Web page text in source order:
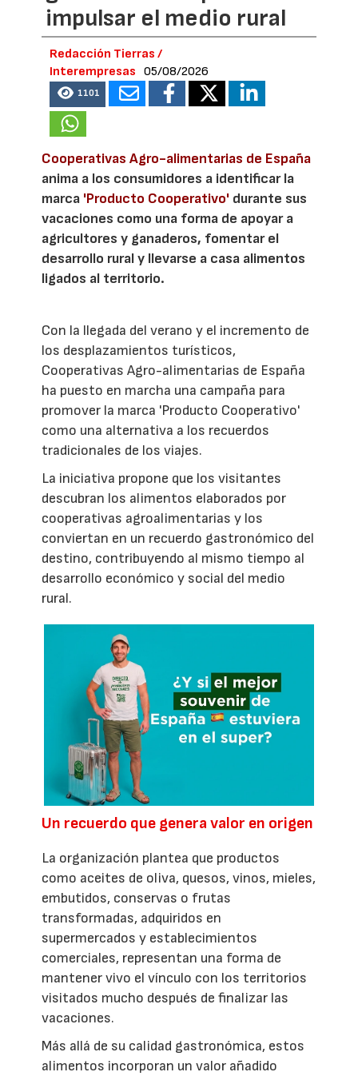
impulsar el medio rural
Redacción Tierras /
Interempresas
05/08/2026
1101
Cooperativas Agro-alimentarias de España
anima a los consumidores a identificar la
marca 'Producto Cooperativo' durante sus
vacaciones como una forma de apoyar a
agricultores y ganaderos, fomentar el
desarrollo rural y llevarse a casa alimentos
ligados al territorio.
Con la llegada del verano y el incremento de
los desplazamientos turísticos,
Cooperativas Agro-alimentarias de España
ha puesto en marcha una campaña para
promover la marca 'Producto Cooperativo'
como una alternativa a los recuerdos
tradicionales de los viajes.
La iniciativa propone que los visitantes
descubran los alimentos elaborados por
cooperativas agroalimentarias y los
conviertan en un recuerdo gastronómico del
destino, contribuyendo al mismo tiempo al
desarrollo económico y social del medio
rural.
Un recuerdo que genera valor en origen
La organización plantea que productos
como aceites de oliva, quesos, vinos, mieles,
embutidos, conservas o frutas
transformadas, adquiridos en
supermercados y establecimientos
comerciales, representan una forma de
mantener vivo el vínculo con los territorios
visitados mucho después de finalizar las
vacaciones.
Más allá de su calidad gastronómica, estos
alimentos incorporan un valor añadido